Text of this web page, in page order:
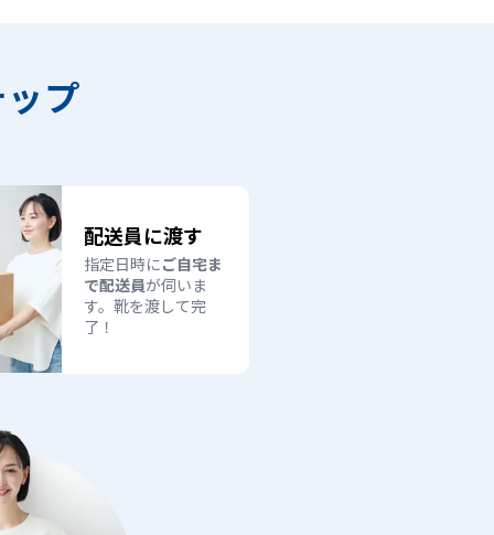
プ
配送員に渡す
指定日時にご自宅ま
で配送員が伺いま
す。靴を渡して完
了！